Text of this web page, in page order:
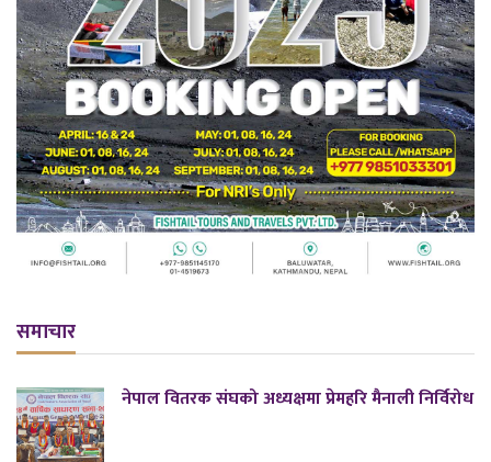
समाचार
नेपाल वितरक संघको अध्यक्षमा प्रेमहरि मैनाली निर्विरोध